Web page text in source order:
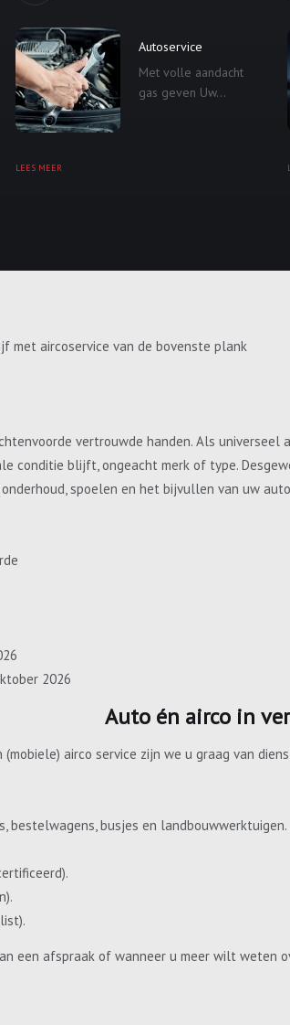
Autoservice
Met volle aandacht
gas geven Uw...
LEES MEER
met aircoservice van de bovenste plank
vertrouwde handen. Als
conditie blijft, ongeacht merk of type.
spoelen en het bijvullen van uw
2026
Auto én airco in
airco service zijn we u graag van
bestelwagens, busjes en landbouwwerktuigen.
een afspraak of wanneer u meer wilt weten